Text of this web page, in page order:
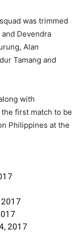
was trimmed
Devendra
Alan
Tamang and
with
first match to be
Philippines at the
2017
2017